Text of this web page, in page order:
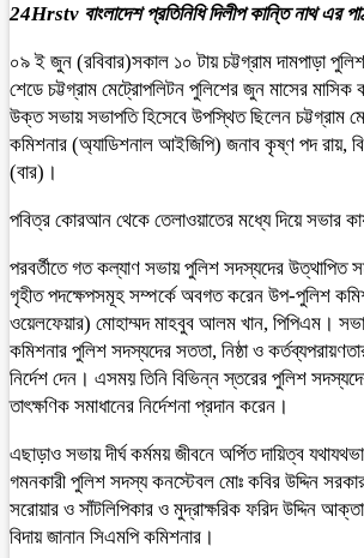
24Hrstv বাংলাদেশ প্রতিনিধি দিলীপ কান্তি নাথ এর
০৯ ই জুন (রবিবার)সকাল ১০ টায় চট্টগ্রাম দামপাড়া পুলিশ
শেডে চট্টগ্রাম মেট্রোপলিটন পুলিশের জুন মাসের
উক্ত সভায় সভাপতি হিসেবে উপস্থিত ছিলেন চট্টগ্রাম
কমিশনার (অ্যাডিশনাল আইজিপি) জনাব কৃষ্ণ পদ রায়,
(বার)।
পবিত্র কোরআন থেকে তেলাওয়াতের মধ্যে দিয়ে সভার
পরবর্তীতে গত কল্যাণ সভায় পুলিশ সদস্যদের উত্থাপিত
গৃহীত পদক্ষেপসমূহ সম্পর্কে অবগত করেন উপ-পুলিশ
ওয়েলফেয়ার) মোহাম্মদ মাহবুব আলম খান, পিপিএম।
কমিশনার পুলিশ সদস্যদের সততা, নিষ্ঠা ও
নির্দেশ দেন। এসময় তিনি বিভিন্ন স্তরের পুলিশ
তাৎক্ষণিক সমাধানের নির্দেশনা প্রদান করেন।
এছাড়াও সভায় দীর্ঘ কর্মময় জীবনে অর্পিত দায়িত্ব
গমনকারী পুলিশ সদস্য কনস্টেবল মোঃ কবির উদ্দিন
সরোয়ার ও সাঁটলিপিকার ও মুদ্রাক্ষরিক ফরিদ উদ্দিন
বিদায় জানান সিএমপি কমিশনার।